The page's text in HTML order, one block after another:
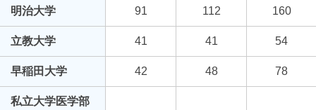
明治大学 91 112 160
立教大学 41 41 54
早稲田大学 42 48 78
私立大学医学部